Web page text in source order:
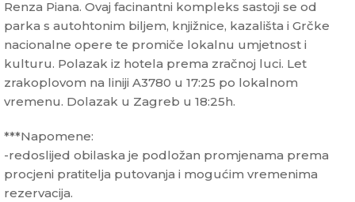
Renza Piana. Ovaj facinantni kompleks sastoji se od
parka s autohtonim biljem, knjižnice, kazališta i Grčke
nacionalne opere te promiče lokalnu umjetnost i
kulturu. Polazak iz hotela prema zračnoj luci. Let
zrakoplovom na liniji A3780 u 17:25 po lokalnom
vremenu. Dolazak u Zagreb u 18:25h.
***Napomene:
-redoslijed obilaska je podložan promjenama prema
procjeni pratitelja putovanja i mogućim vremenima
rezervacija.